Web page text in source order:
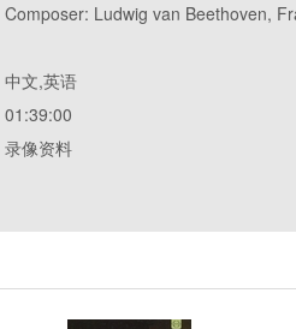
Composer: Ludwig van Beethoven,
中文,英语
01:39:00
录像资料
2003